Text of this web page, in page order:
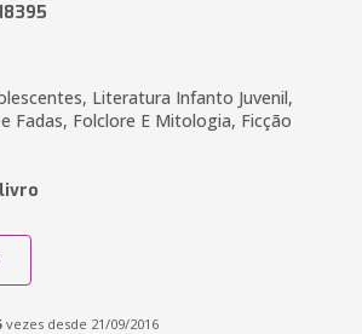
Literatura Infanto Juvenil,
Fadas, Folclore E Mitologia, Ficção
vezes desde 21/09/2016